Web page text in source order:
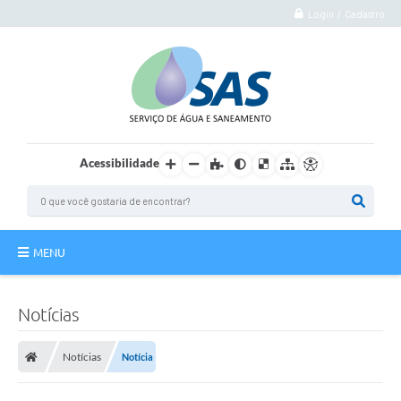
Login / Cadastro
Acessibilidade
MENU
Autoatendimento
Notícias
Notícias Notícia